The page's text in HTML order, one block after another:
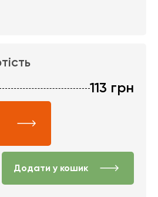
113 грн
Додати у кошик